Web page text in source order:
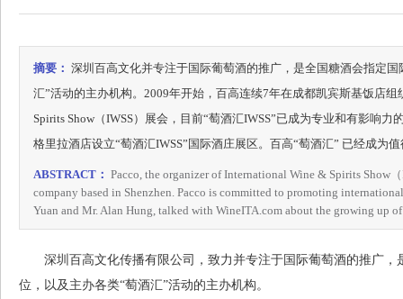
摘要： 深圳百高文化并专注于国际葡萄酒的推广，是全国糖酒会指定
汇”活动的主办机构。2009年开始，百高连续7年在成都凯宾斯基饭店
Spirits Show（IWSS）展会，目前“萄酒汇IWSS”已成为专业和有影响
格里拉酒店设立“萄酒汇IWSS”国际酒庄展区。百高“萄酒汇” 已经成为
ABSTRACT： Pacco, the organizer of International Wine & Spirits Show
company based in Shenzhen. Pacco is committed to promoting
Yuan and Mr. Alan Hung, talked with WineITA.com about the growing up
深圳百高文化传播有限公司，致力并专注于国际葡萄酒的推广，
位，以及主办各类“萄酒汇”活动的主办机构。